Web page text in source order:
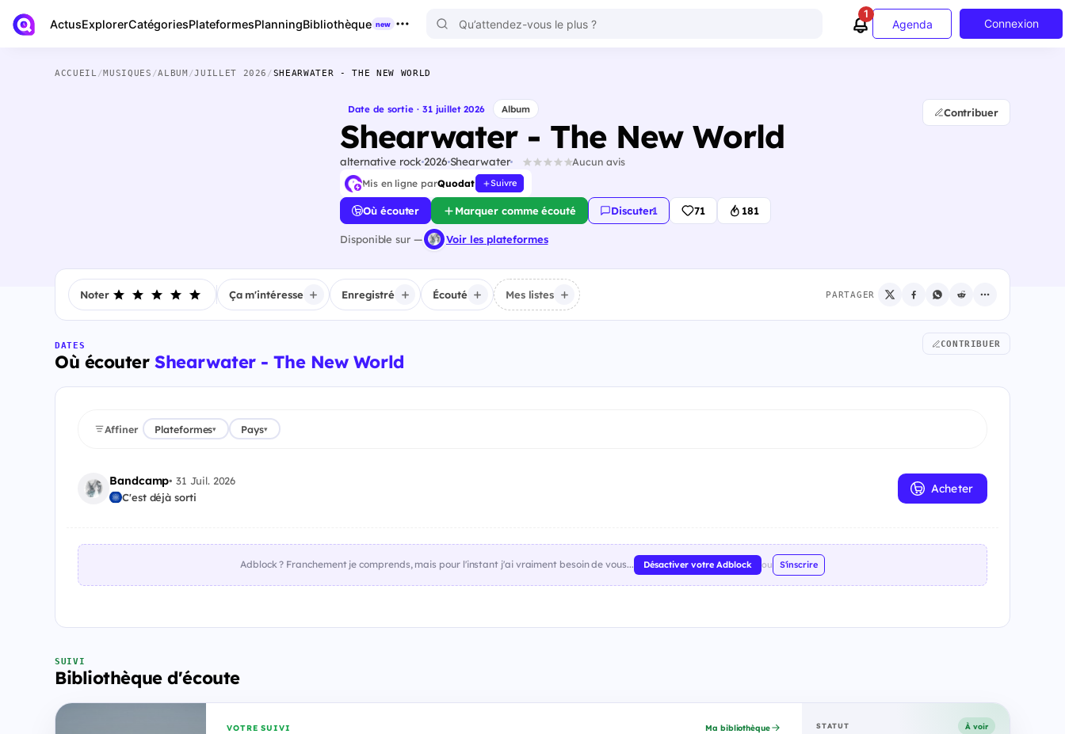
ActusExplorerCatégoriesPlateformesPlanningBibliothèque new
1
Agenda Connexion
ACCUEIL /MUSIQUES /ALBUM/JUILLET 2026 /SHEARWATER - THE NEW WORLD
Date de sortie · 31 juillet 2026 Album
Shearwater - The New World
alternative rock 2026 Shearwater Aucun avis
Mis en ligne parQuodat Suivre
Contribuer
Où écouter Marquer comme écouté Discuter·1 71 181
Disponible sur — Voir les plateformes
Noter Ça m'intéresse Enregistré Écouté Mes listes PARTAGER
DATES
Où écouterShearwater - The New World
CONTRIBUER
Affiner Plateformes▾ Pays▾
Bandcamp•31 Juil. 2026
C'est déjà sorti
Acheter
Adblock ? Franchement je comprends, mais pour l'instant j'ai vraiment besoin de vous... Désactiver votre Adblock ou S'inscrire
SUIVI
Bibliothèque d'écoute
VOTRE SUIVI Ma bibliothèque STATUT À voir